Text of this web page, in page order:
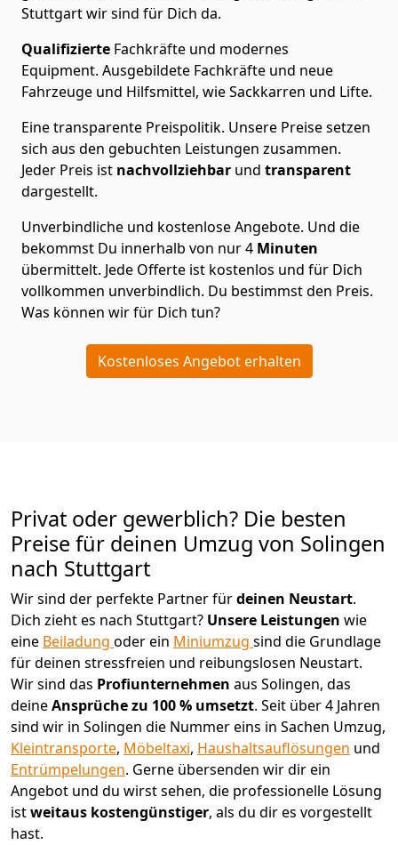
Stuttgart wir sind für Dich da.
Qualifizierte Fachkräfte und modernes
Equipment. Ausgebildete Fachkräfte und neue
Fahrzeuge und Hilfsmittel, wie Sackkarren und Lifte.
Eine transparente Preispolitik. Unsere Preise setzen
sich aus den gebuchten Leistungen zusammen.
Jeder Preis ist nachvollziehbar und transparent
dargestellt.
Unverbindliche und kostenlose Angebote. Und die
bekommst Du innerhalb von nur4 Minuten
übermittelt. Jede Offerte ist kostenlos und für Dich
vollkommen unverbindlich. Du bestimmst den Preis.
Was können wir für Dich tun?
Kostenloses Angebot erhalten
Privat oder gewerblich? Die besten
Preise für deinen Umzug von Solingen
nach Stuttgart
Wir sind der perfekte Partner fürdeinen Neustart.
Dich zieht es nach Stuttgart? Unsere Leistungen wie
eine Beiladung oder ein Miniumzug sind die Grundlage
für deinen stressfreien und reibungslosen Neustart.
Wir sind das Profiunternehmen aus Solingen, das
deineAnsprüche zu 100 % umsetzt. Seit über 4 Jahren
sind wir in Solingen die Nummer eins in Sachen Umzug,
Kleintransporte, Möbeltaxi, Haushaltsauflösungen und
Entrümpelungen. Gerne übersenden wir dir ein
Angebot und du wirst sehen, die professionelle Lösung
istweitaus kostengünstiger, als du dir es vorgestellt
hast.